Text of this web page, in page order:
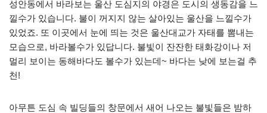
성안동에서 바라보는 울산 도심지의 야경은 도시의 생동감을 느
낄수가 있습니다. 불이 꺼지지 않는 살아있는 울산을 느낄수가
있었죠. 또 이곳에서 눈에 띄는 것은 울산대교가 자태를 뽐내는
모습으로, 바라볼수가 있답니다. 불빛이 잔잔한 태화강이나 저
멀리 보이는 동해바다도 볼수가 있는데~ 바다는 낮에 보는걸 추
천!
아무튼 도심 속 빌딩들의 창문에서 새어 나오는 불빛들은 밤하